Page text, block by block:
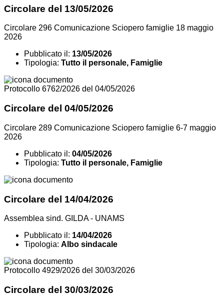
Circolare del 13/05/2026
Circolare 296 Comunicazione Sciopero famiglie 18 maggio
2026
Pubblicato il: 13/05/2026
Tipologia: Tutto il personale, Famiglie
Protocollo 6762/2026 del 04/05/2026
Circolare del 04/05/2026
Circolare 289 Comunicazione Sciopero famiglie 6-7 maggio
2026
Pubblicato il: 04/05/2026
Tipologia: Tutto il personale, Famiglie
Circolare del 14/04/2026
Assemblea sind. GILDA - UNAMS
Pubblicato il: 14/04/2026
Tipologia: Albo sindacale
Protocollo 4929/2026 del 30/03/2026
Circolare del 30/03/2026